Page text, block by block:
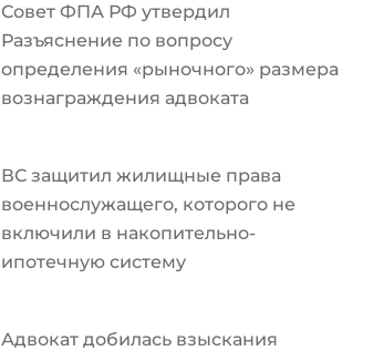
Совет ФПА РФ утвердил
Разъяснение по вопросу
определения «рыночного» размера
вознаграждения адвоката
ВС защитил жилищные права
военнослужащего, которого не
включили в накопительно-
ипотечную систему
Адвокат добилась взыскания